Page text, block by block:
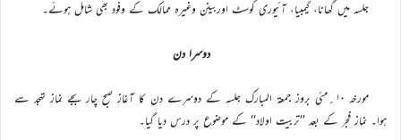
جلسہ میں گھانا، گیمبیا، آئیوری کوسٹ اوربینن وغیرہ ممالک کے وفود بھی شامل ہوئے۔
دوسرا دن
مورخہ ۱۰؍مئی بروز جمعۃ المبارک جلسہ کے دوسرے دن کا آغاز صبح چار بجے نماز تہجد سے
ہوا۔ نماز فجر کے بعد ’’تربیت اولاد‘‘ کے موضوع پر درس دیا گیا۔